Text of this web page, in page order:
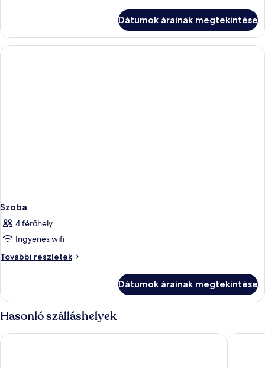
Dátumok árainak megtekintése
Szoba
4 férőhely
Ingyenes wifi
További részletek
Szoba
Dátumok árainak megtekintése
Hasonló szálláshelyek
Aubamar Palma Resort